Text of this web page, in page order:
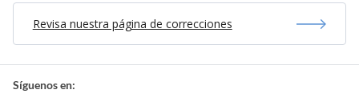
Revisa nuestra página de correcciones
Síguenos en: